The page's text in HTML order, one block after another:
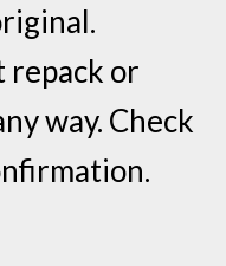
repack or
way. Check